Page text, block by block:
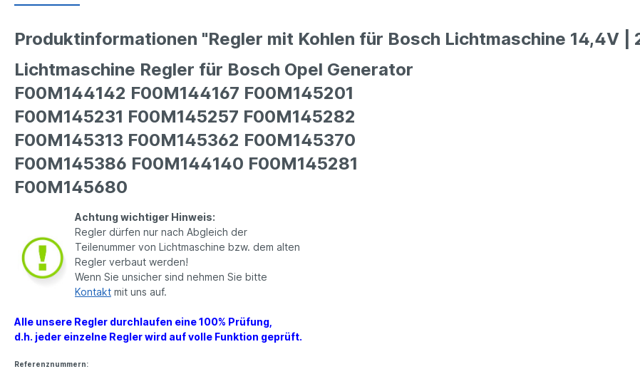
Produktinformationen "Regler mit Kohlen für Bosch Lichtmaschine 14,4V |
Lichtmaschine Regler für Bosch Opel Generator
F00M144142 F00M144167 F00M145201
F00M145231 F00M145257 F00M145282
F00M145313 F00M145362 F00M145370
F00M145386 F00M144140 F00M145281
F00M145680
Achtung wichtiger Hinweis:
Regler dürfen nur nach Abgleich der
Teilenummer von Lichtmaschine bzw. dem alten
Regler verbaut werden!
Wenn Sie unsicher sind nehmen Sie bitte
Kontakt mit uns auf.
Alle unsere Regler durchlaufen eine 100% Prüfung,
d.h. jeder einzelne Regler wird auf volle Funktion geprüft.
Referenznummern: